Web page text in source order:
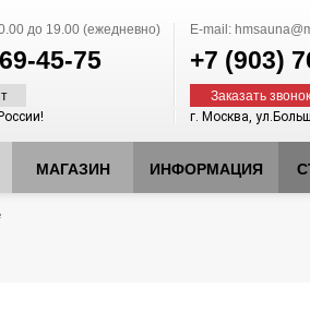
до 19.00 (ежедневно)
45-75
E-mail:
+7 (903)
Заказать звонок
г. Москва,
МАГАЗИН ИНФОРМАЦИЯ